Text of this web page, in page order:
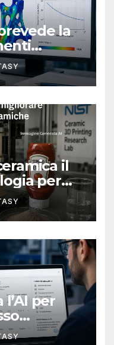
la
in 3D
il
per
la
per